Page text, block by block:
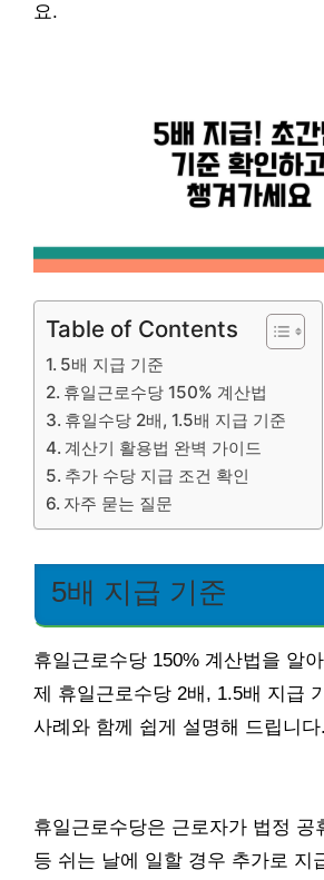
요.
Table of Contents
5배 지급 기준
휴일근로수당 150% 계산법
휴일수당 2배, 1.5배 지급 기준
계산기 활용법 완벽 가이드
추가 수당 지급 조건 확인
자주 묻는 질문
5배 지급 기준
휴일근로수당 150% 계산법을 알
제 휴일근로수당 2배, 1.5배 지급
사례와 함께 쉽게 설명해 드립니다.
휴일근로수당은 근로자가 법정 공
등 쉬는 날에 일할 경우 추가로 지